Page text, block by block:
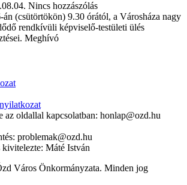
Nincs hozzászólás
án (csütörtökön) 9.30 órától, a Városháza nagy
rendkívüli képviselő-testületi ülés
Meghívó
az oldallal kapcsolatban: honlap@ozd.hu
problemak@ozd.hu
Máté István
Város Önkormányzata. Minden jog